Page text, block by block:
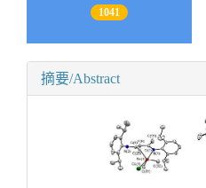
1041
摘要/Abstract